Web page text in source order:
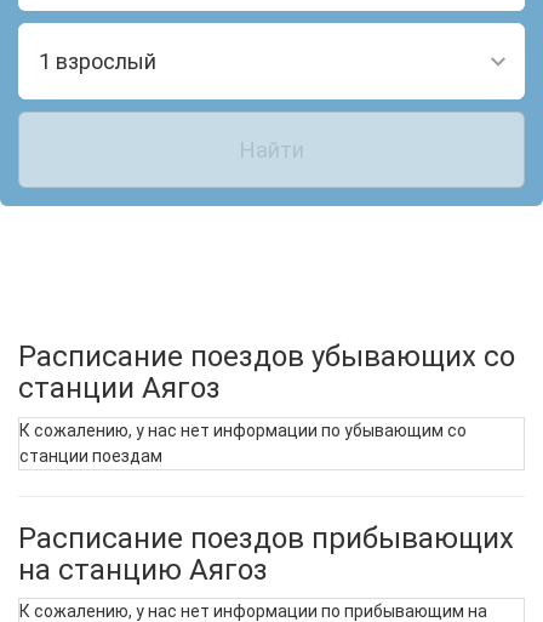
1 взрослый
Найти
Расписание поездов убывающих со
станции Аягоз
К сожалению, у нас нет информации по убывающим со
станции поездам
Расписание поездов прибывающих
на станцию Аягоз
К сожалению, у нас нет информации по прибывающим на